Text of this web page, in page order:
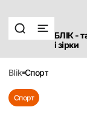
БЛІК -
і зірки
blik спорт
Спорт